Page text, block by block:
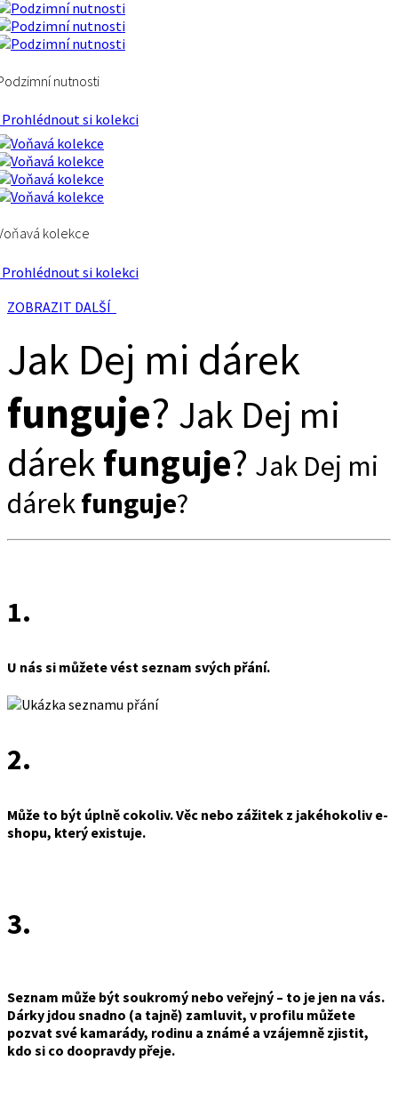
nutnosti
si kolekci
kolekce
si kolekci
ZOBRAZIT DALŠÍ
Jak Dej mi dárek
funguje? Jak Dej mi
dárekfunguje? Jak Dej mi
dárekfunguje?
1.
U nás si můžete vést seznam svých přání.
2.
Může to být úplně cokoliv. Věc nebo zážitek z jakéhokoliv e-
shopu, který existuje.
3.
Seznam může být soukromý nebo veřejný – to je jen na vás.
Dárky jdou snadno (a tajně) zamluvit, v profilu můžete
pozvat své kamarády, rodinu a známé a vzájemně zjistit,
kdo si co doopravdy přeje.